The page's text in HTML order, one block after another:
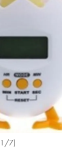
1 /7)